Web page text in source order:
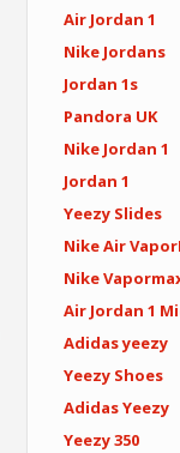
Air Jordan 1
Nike Jordans
Jordan 1s
Pandora UK
Nike Jordan 1
Jordan 1
Yeezy Slides
Nike Air
Nike
Air Jordan 1
Adidas yeezy
Yeezy Shoes
Adidas Yeezy
Yeezy 350